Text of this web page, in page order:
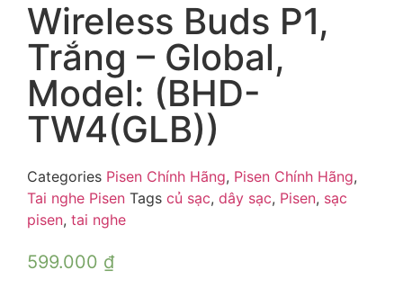
Wireless Buds P1,
Trắng – Global,
Model: (BHD-
TW4(GLB))
Categories Pisen Chính Hãng, Pisen Chính Hãng,
Tai nghe Pisen Tags củ sạc, dây sạc, Pisen, sạc
pisen, tai nghe
599.000 ₫